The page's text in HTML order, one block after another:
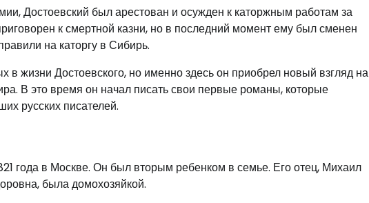
Достоевский был арестован и осужден к каторжным работам за
к смертной казни, но в последний момент ему был сменен
на каторгу в Сибирь.
жизни Достоевского, но именно здесь он приобрел новый взгляд на
В это время он начал писать свои первые романы, которые
русских писателей.
года в Москве. Он был вторым ребенком в семье. Его отец, Михаил
была домохозяйкой.